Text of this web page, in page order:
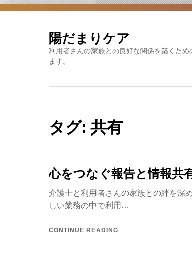
Skip
陽だまりケア
利用者さんの家族との良好な関係を築くため
ます。
タグ: 共有
心をつなぐ報告と情報共
介護士と利用者さんの家族との絆を深
しい業務の中で利用…
CONTINUE READING